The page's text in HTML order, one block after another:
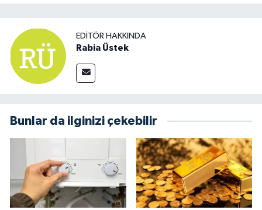
EDITÖR HAKKINDA
Rabia Üstek
Bunlar da ilginizi çekebilir